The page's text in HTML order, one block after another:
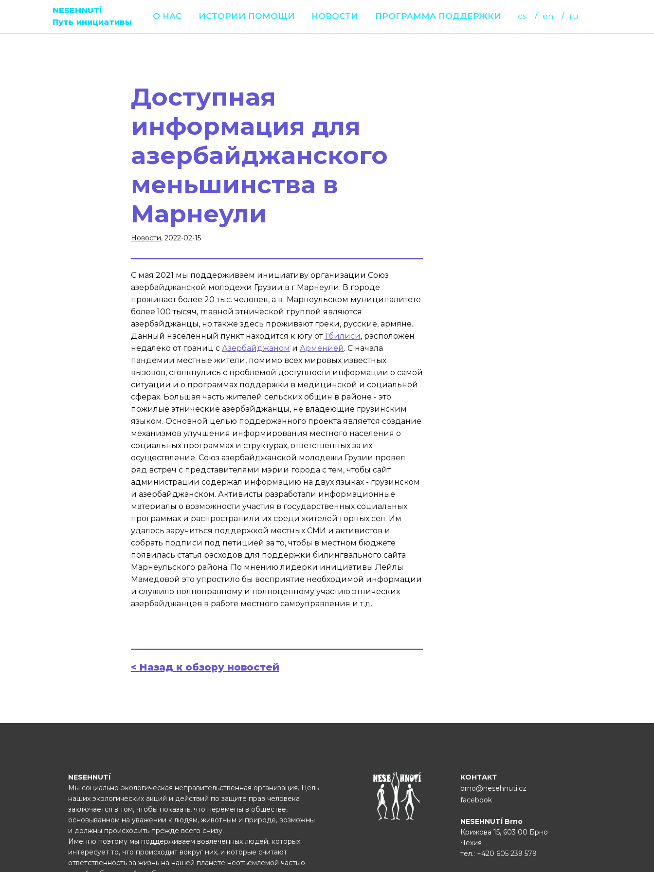
NESEHNUTÍ
Путь инициативы
О НАС ИСТОРИИ ПОМОЩИ НОВОСТИ ПРОГРАММА ПОДДЕРЖКИ cs en ru
Доступная
информация для
азербайджанского
меньшинства в
Марнеули
Новости, 2022-02-15
С мая 2021 мы поддерживаем инициативу организации Союз
азербайджанской молодежи Грузии в г.Марнеули. В городе
проживает более 20 тыс. человек, а в Марнеульском муниципалитете
более 100 тысяч, главной этнической группой являются
азербайджанцы, но также здесь проживают греки, русские, армяне.
Данный населённый пункт находится к югу отТбилиси, расположен
недалеко от границ с Азербайджаном и Арменией. С начала
пандемии местные жители, помимо всех мировых известных
вызовов, столкнулись с проблемой доступности информации о самой
ситуации и о программах поддержки в медицинской и социальной
сферах. Большая часть жителей сельских общин в районе - это
пожилые этнические азербайджанцы, не владеющие грузинским
языком. Основной целью поддержанного проекта является создание
механизмов улучшения информирования местного населения о
социальных программах и структурах, ответственных за их
осуществление. Союз азербайджанской молодежи Грузии провел
ряд встреч с представителями мэрии города с тем, чтобы сайт
администрации содержал информацию на двух языках - грузинском
и азербайджанском. Активисты разработали информационные
материалы о возможности участия в государственных социальных
программах и распространили их среди жителей горных сел. Им
удалось заручиться поддержкой местных СМИ и активистов и
собрать подписи под петицией за то, чтобы в местном бюджете
появилась статья расходов для поддержки билингвального сайта
Марнеульского района. По мнению лидерки инициативы Лейлы
Мамедовой это упростило бы восприятие необходимой информации
и служило полноправному и полноценному участию этнических
азербайджанцев в работе местного самоуправления и т.д.
< Назад к обзору новостей
NESEHNUTÍ
Мы социально-экологическая неправительственная организация. Цель
наших экологических акций и действий по защите прав человека
заключается в том, чтобы показать, что перемены в обществе,
основыванном на уважении к людям, животным и природе, возможны
и должны происходить прежде всего снизу.
Именно поэтому мы поддерживаем вовлеченных людей, которых
интересует то, что происходит вокруг них, и которые считают
ответственность за жизнь на нашей планете неотъемлемой частью
КОНТАКТ
brno@nesehnuti.cz
facebook
NESEHNUTÍ Brno
Крижова 15, 603 00 Брно
Чехия
тел.: +420 605 239 579